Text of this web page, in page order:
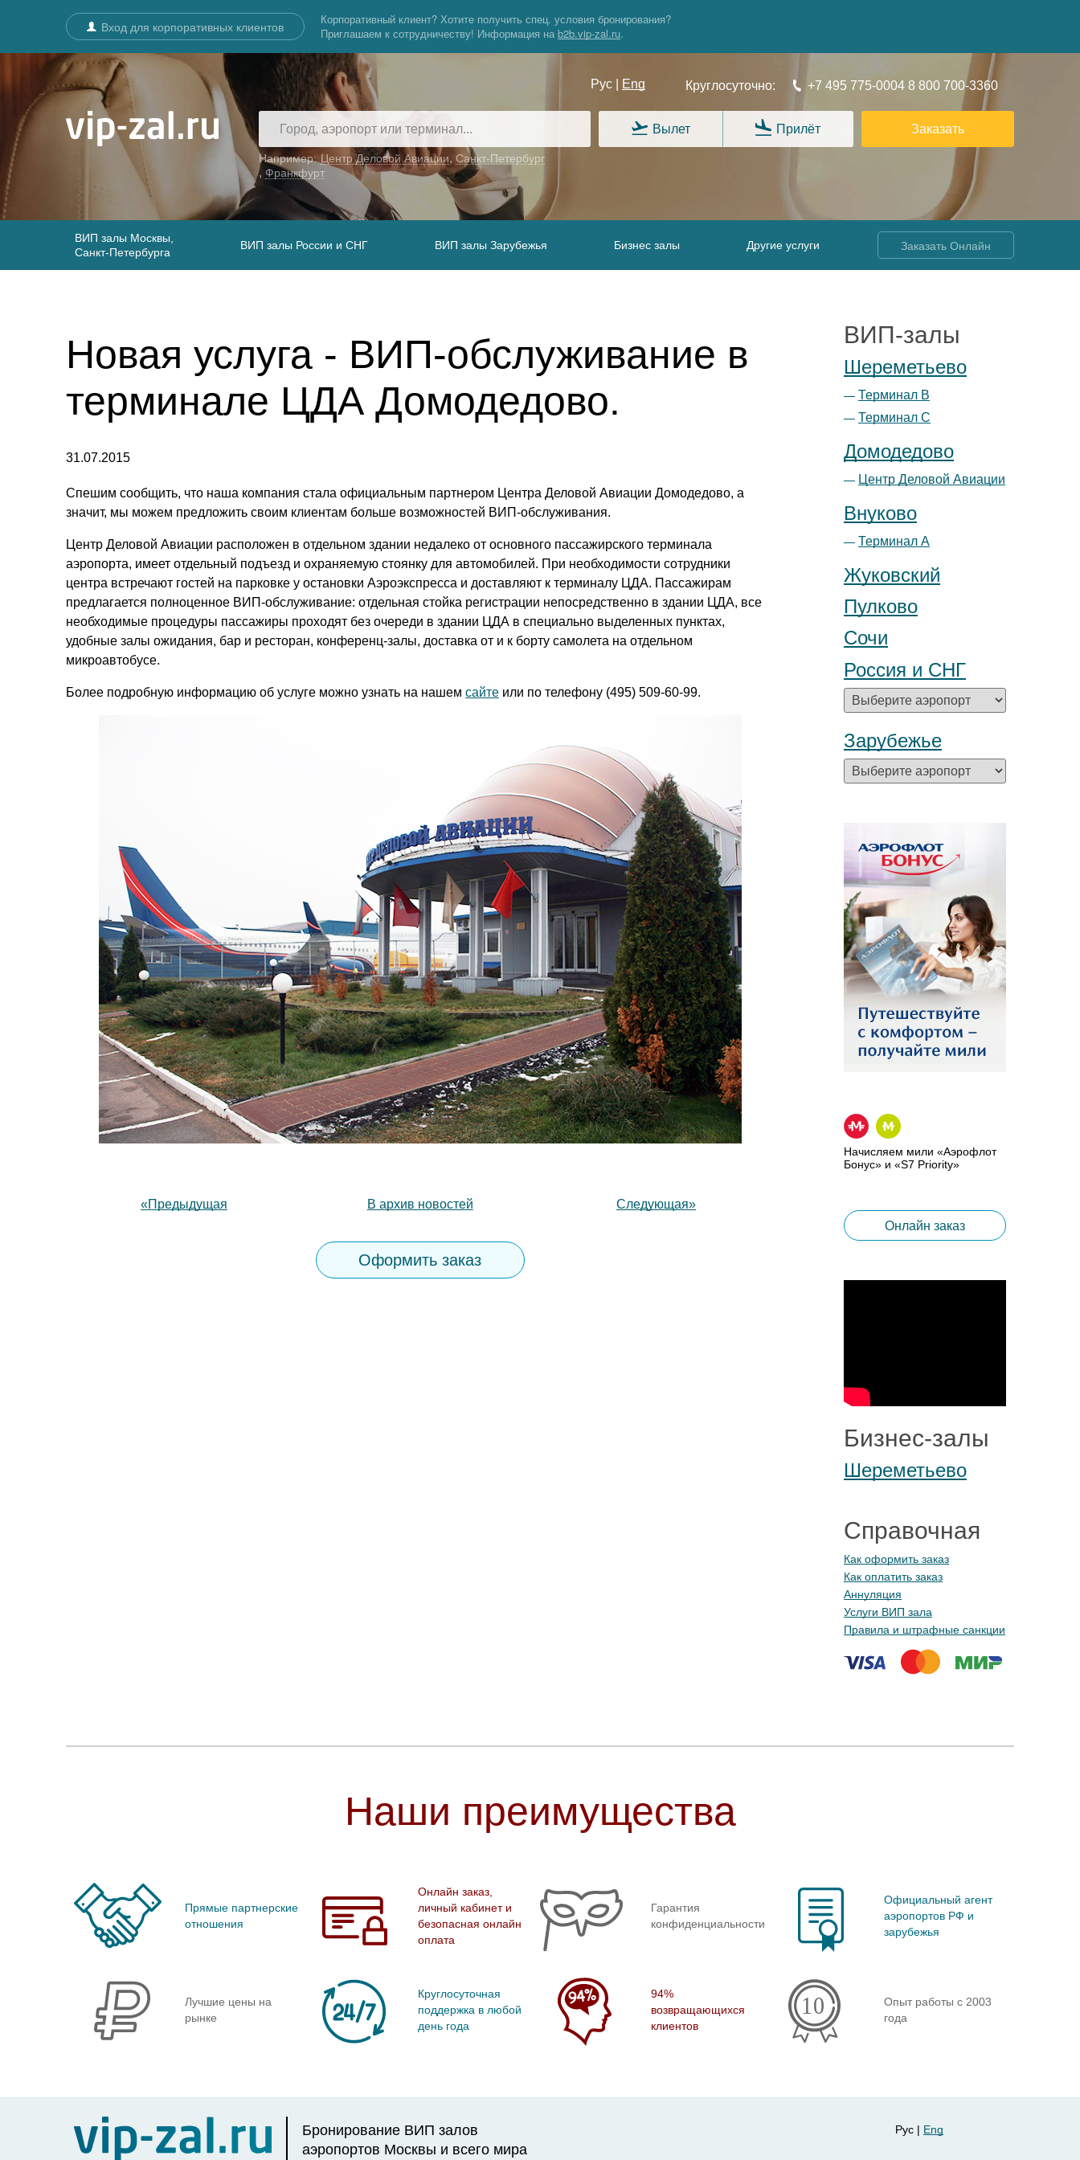
Вход для корпоративных клиентов
Корпоративный клиент? Хотите получить спец. условия бронирования?
Приглашаем к сотрудничеству! Информация на b2b.vip-zal.ru.
Рус | Eng Круглосуточно: +7 495 775-0004 8 800 700-3360
Например: Центр Деловой Авиации, Санкт-Петербург
, Франкфурт
Вылет Прилёт Заказать
ВИП залы Москвы,
Санкт-Петербурга
ВИП залы России и СНГ ВИП залы Зарубежья Бизнес залы Другие услуги Заказать Онлайн
Новая услуга - ВИП-обслуживание в
терминале ЦДА Домодедово.
31.07.2015
Спешим сообщить, что наша компания стала официальным партнером Центра Деловой Авиации Домодедово, а
значит, мы можем предложить своим клиентам больше возможностей ВИП-обслуживания.
Центр Деловой Авиации расположен в отдельном здании недалеко от основного пассажирского терминала
аэропорта, имеет отдельный подъезд и охраняемую стоянку для автомобилей. При необходимости сотрудники
центра встречают гостей на парковке у остановки Аэроэкспресса и доставляют к терминалу ЦДА. Пассажирам
предлагается полноценное ВИП-обслуживание: отдельная стойка регистрации непосредственно в здании ЦДА, все
необходимые процедуры пассажиры проходят без очереди в здании ЦДА в специально выделенных пунктах,
удобные залы ожидания, бар и ресторан, конференц-залы, доставка от и к борту самолета на отдельном
микроавтобусе.
Более подробную информацию об услуге можно узнать на нашем сайте или по телефону (495) 509-60-99.
«Предыдущая В архив новостей Следующая»
Оформить заказ
ВИП-залы
Шереметьево
Терминал B
Терминал С
Домодедово
Центр Деловой Авиации
Внуково
Терминал А
Жуковский
Пулково
Сочи
Россия и СНГ
Зарубежье
Начисляем мили «Аэрофлот
Бонус» и «S7 Priority»
Онлайн заказ
Бизнес-залы
Шереметьево
Справочная
Как оформить заказ
Как оплатить заказ
Аннуляция
Услуги ВИП зала
Правила и штрафные санкции
Наши преимущества
Прямые партнерские
отношения
Онлайн заказ,
личный кабинет и
безопасная онлайн
оплата
Гарантия
конфиденциальности
Официальный агент
аэропортов РФ и
зарубежья
Лучшие цены на
рынке
Круглосуточная
поддержка в любой
день года
94%
возвращающихся
клиентов
Опыт работы с 2003
года
Бронирование ВИП залов
аэропортов Москвы и всего мира
Рус | Eng